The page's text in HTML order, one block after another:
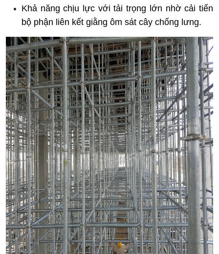
Khả năng chịu lực với tải trọng lớn nhờ cải tiến
bộ phận liên kết giằng ôm sát cây chống lưng.